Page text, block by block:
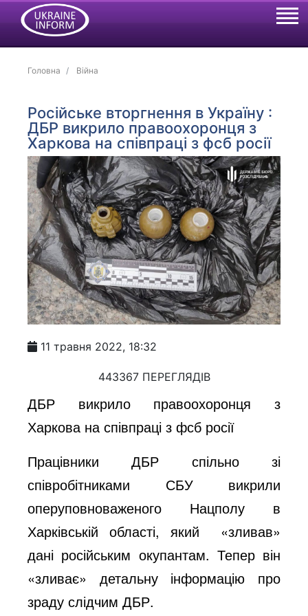
Головна Війна
Російське вторгнення в Україну :
ДБР викрило правоохоронця з
Харкова на співпраці з фсб росії
11 травня 2022, 18:32
443367 ПЕРЕГЛЯДІВ
ДБР викрило правоохоронця з
Харкова на співпраці з фсб росії
Працівники ДБР спільно зі
співробітниками СБУ викрили
оперуповноваженого Нацполу в
Харківській області, який «зливав»
дані російським окупантам. Тепер він
«зливає» детальну інформацію про
зраду слідчим ДБР.